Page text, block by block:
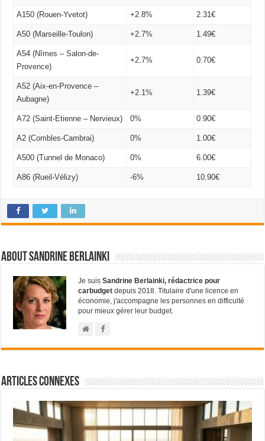
A150 (Rouen-Yvetot) +2.8% 2.31€
A50 (Marseille-Toulon) +2.7% 1.49€
A54 (Nîmes – Salon-de-
Provence)
+2.7% 0.70€
A52 (Aix-en-Provence –
Aubagne)
+2.1% 1.39€
A72 (Saint-Etienne – Nervieux) 0% 0.90€
A2 (Combles-Cambrai) 0% 1.00€
A500 (Tunnel de Monaco) 0% 6.00€
A86 (Rueil-Vélizy) -6% 10.90€
About Sandrine Berlainki
Je suisSandrine Berlainki, rédactrice pour
carbudget depuis 2018. Titulaire d'une licence en
économie, j'accompagne les personnes en difficulté
pour mieux gérer leur budget.
Articles connexes